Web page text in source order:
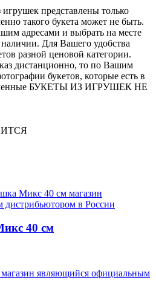
представлены только
такого букета может не быть.
адресами и выбрать на месте
наличии. Для Вашего удобства
разной ценовой категории.
дистанционно, то по Вашим
букетов, которые есть в
БУКЕТЫ ИЗ ИГРУШЕК НЕ
40 см